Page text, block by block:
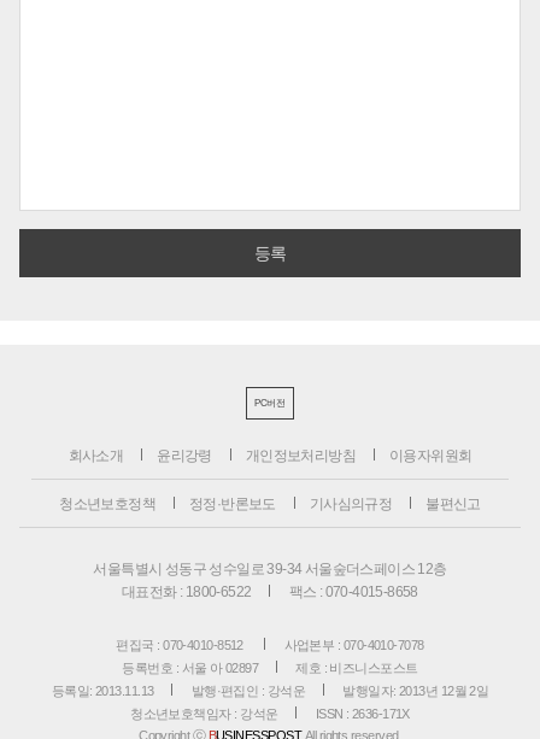
PC버전
회사소개 윤리강령 개인정보처리방침 이용자위원회
청소년보호정책 정정·반론보도 기사심의규정 불편신고
서울특별시 성동구 성수일로 39-34 서울숲더스페이스 12층
대표전화 : 1800-6522
팩스 : 070-4015-8658
편집국 : 070-4010-8512
사업본부 : 070-4010-7078
등록번호 : 서울 아 02897
제호 : 비즈니스포스트
등록일: 2013.11.13
발행·편집인 : 강석운
발행일자: 2013년 12월 2일
청소년보호책임자 : 강석운
ISSN : 2636-171X
Copyright ⓒ BUSINESSPOST. All rights reserved.